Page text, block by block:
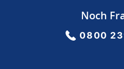
Noch
0800